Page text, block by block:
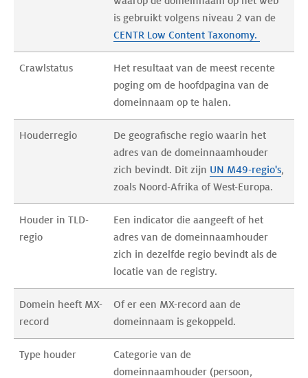
is gebruikt volgens niveau 2 van de
CENTR Low Content Taxonomy.
Crawlstatus
Het resultaat van de meest recente
poging om de hoofdpagina van de
domeinnaam op te halen.
Houderregio
De geografische regio waarin het
adres van de domeinnaamhouder
zich bevindt. Dit zijn UN M49-regio's,
zoals Noord-Afrika of West-Europa.
Houder in TLD-
regio
Een indicator die aangeeft of het
adres van de domeinnaamhouder
zich in dezelfde regio bevindt als de
locatie van de registry.
Domein heeft MX-
record
Of er een MX-record aan de
domeinnaam is gekoppeld.
Type houder
Categorie van de
domeinnaamhouder (persoon,